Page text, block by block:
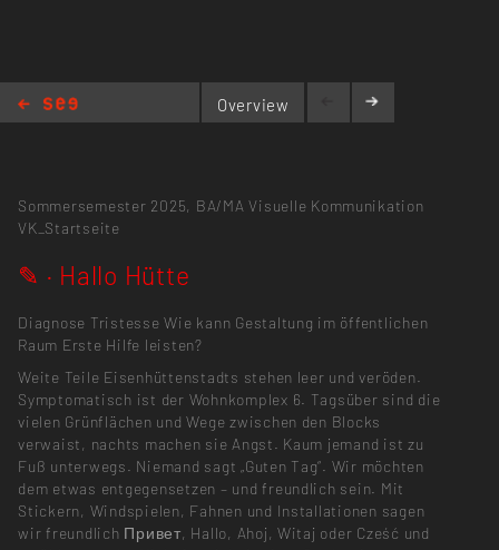
Overview
Sommersemester 2025, BA/MA Visuelle Kommunikation
VK_Startseite
✎ · Hallo Hütte
Diagnose Tristesse Wie kann Gestaltung im öffentlichen
Raum Erste Hilfe leisten?
Weite Teile Eisenhüttenstadts stehen leer und veröden.
Symptomatisch ist der Wohnkomplex 6. Tagsüber sind die
vielen Grünflächen und Wege zwischen den Blocks
verwaist, nachts machen sie Angst. Kaum jemand ist zu
Fuß unterwegs. Niemand sagt „Guten Tag“. Wir möchten
dem etwas entgegensetzen – und freundlich sein. Mit
Stickern, Windspielen, Fahnen und Installationen sagen
wir freundlich Привет, Hallo, Ahoj, Witaj oder Cześć und